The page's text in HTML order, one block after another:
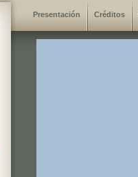
Presentación Créditos